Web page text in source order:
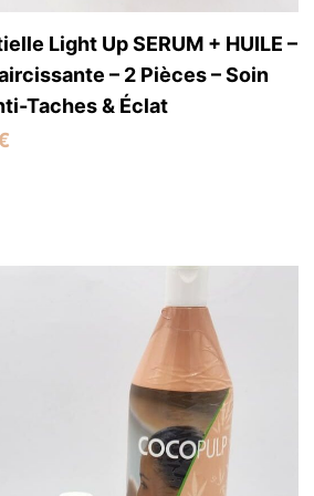
Light Up SERUM + HUILE –
– 2 Pièces – Soin
Taches & Éclat
Current